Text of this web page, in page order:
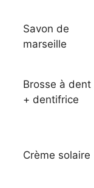
Savon de
marseille
Brosse à dent
+ dentifrice
Crème solaire